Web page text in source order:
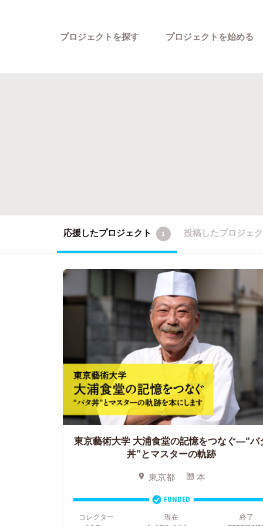
プロジェクトを探す プロジェクトを始める
応援したプロジェクト 1 投稿したプロジェ
東京藝術大学 大浦食堂の記憶をつなぐ―“バ
丼”とマスターの軌跡
東京都 本
FUNDED
コレクター
現在 終了